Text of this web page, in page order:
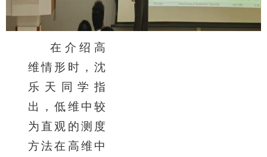
在介绍高
维情形时，沈
乐天同学指
出，低维中较
为直观的测度
方法在高维中